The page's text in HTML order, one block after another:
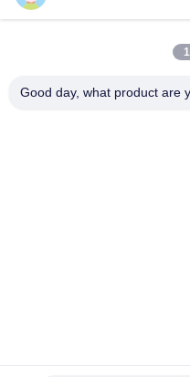
Mesh Size 200*200mm
Reinforcing Mesh Welding
鉄筋 10 ミリメートル補強メ
Good day, what product are